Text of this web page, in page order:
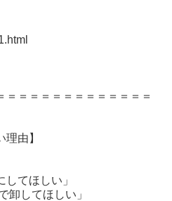
＝＝＝＝＝＝＝＝＝＝＝＝＝
由】
してほしい」
卸してほしい」